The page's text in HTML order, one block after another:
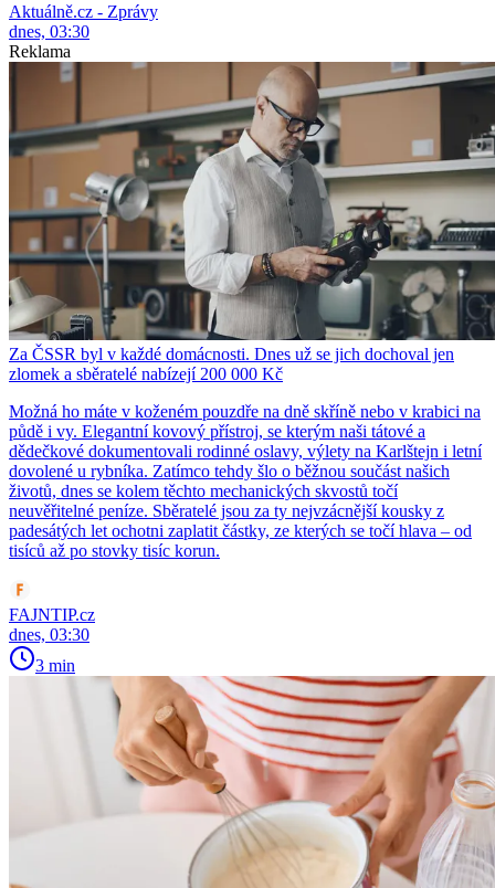
Aktuálně.cz - Zprávy
dnes, 03:30
Reklama
Za ČSSR byl v každé domácnosti. Dnes už se jich dochoval jen
zlomek a sběratelé nabízejí 200 000 Kč
Možná ho máte v koženém pouzdře na dně skříně nebo v krabici na
půdě i vy. Elegantní kovový přístroj, se kterým naši tátové a
dědečkové dokumentovali rodinné oslavy, výlety na Karlštejn i letní
dovolené u rybníka. Zatímco tehdy šlo o běžnou součást našich
životů, dnes se kolem těchto mechanických skvostů točí
neuvěřitelné peníze. Sběratelé jsou za ty nejvzácnější kousky z
padesátých let ochotni zaplatit částky, ze kterých se točí hlava – od
tisíců až po stovky tisíc korun.
FAJNTIP.cz
dnes, 03:30
3 min